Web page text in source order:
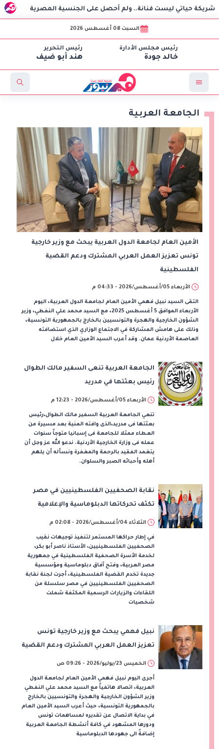
استغاثة ليست فنانة.. ولم أحصل على الجنسية المصرية
السبت 08 أغسطس 2026
رئيس مجلس الأدارة
خالد جودة
رئيس التحرير
هند أبو ضيف
الجامعة العربية
الأمين العام لجامعة الدول العربية يبحث مع وزير خارجية
تونس تعزيز العمل العربي المشترك ودعم القضية
الفلسطينية
الأربعاء 05/أغسطس/2026 - 04:33 م
التقى السيد نبيل فهمي الأمين العام لجامعة الدول العربية، اليوم
الأربعاء الموافق 5 أغسطس 2025، مع السيد محمد علي النفطي، وزير
الشؤون الخارجية والهجرة والتونسيين بالخارج بالجمهورية التونسية،
وذلك على هامش المشاركة في الاجتماع الوزاري الذي استضافته
العاصمة الأردنية عمان. وقد أعرب السيد الأمين العام خلال
الجامعة العربية تنعى السفير مالك الطوال
رئيس بعثتها في مدريد
الأربعاء 05/أغسطس/2026 - 12:23 م
تنعي الجامعة العربية السفير مالك الطوال،رئيس
بعثتها فى مدريد،الذى وافته المنية بعد مسيرة من
العطاء ممثلا للجامعة فى إسبانيا متوجاً سنوات
عمله فى وزارة الخارجية الأردنية. ندعو الله عز وجل أن
يتغمد الفقيد بالرحمة والمغفرة ونسأله أن يلهم
أهله وأحبائه الصبر والسلوان.
نقابة الصحفيين الفلسطينيين في مصر
تكثف تحركاتها الدبلوماسية والإعلامية
لتعزيز دعم الصحفيين وتوسيع الشراكات
الثلاثاء 04/أغسطس/2026 - 02:08 م
في إطار حراكها المستمر لتنفيذ توجيهات نقيب
الصحفيين الفلسطينيين، الأستاذ ناصر أبو بكر،
لخدمة الأسرة الصحفية الفلسطينية في جمهورية
مصر العربية، وفتح آفاق دبلوماسية ومؤسسية
جديدة تخدم القضية الفلسطينية، أجرت لجنة نقابة
الصحفيين الفلسطينيين في مصر سلسلة من
اللقاءات والزيارات الرسمية المكثفة شملت
شخصيات
نبيل فهمي يبحث مع وزير خارجية تونس
تعزيز العمل العربي المشترك ودعم القضية
الفلسطينية
الخميس 23/يوليو/2026 - 09:26 ص
أجرى اليوم نبيل فهمي الأمين العام لجامعة الدول
العربية، اتصالا هاتفياً مع السيد محمد علي النفطي
وزير الشؤون الخارجية والهجرة والتونسيين بالخارج
بالجمهورية التونسية، حيث أعرب السيد الأمين العام
في بداية الاتصال عن تقديره لمساهمات تونس
ودورها المشهود في كافة أنشطة الجامعة العربية
إضافةً الى جهودها الدبلوماسية